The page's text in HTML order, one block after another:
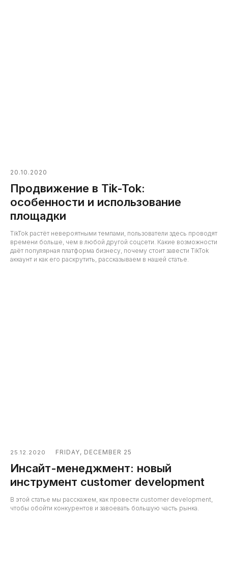
20.10.2020
Продвижение в Tik-Tok:
особенности и использование
площадки
TikTok растёт невероятными темпами, пользователи здесь проводят
времени больше, чем в любой другой соцсети. Какие возможности
даёт популярная платформа бизнесу, почему стоит завести TikTok
аккаунт и как его раскрутить, рассказываем в нашей статье.
25.12.2020 FRIDAY, DECEMBER 25
Инсайт-менеджмент: новый
инструмент customer development
В этой статье мы расскажем, как провести customer development,
чтобы обойти конкурентов и завоевать большую часть рынка.